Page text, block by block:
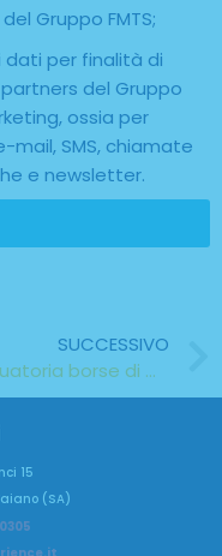
Gruppo FMTS;
per finalità di
del Gruppo
ossia per
mail, SMS, chiamate
e newsletter.
SUCCESSIVO
Graduatoria borse di mobilità Francia e Spagna
15
(SA)